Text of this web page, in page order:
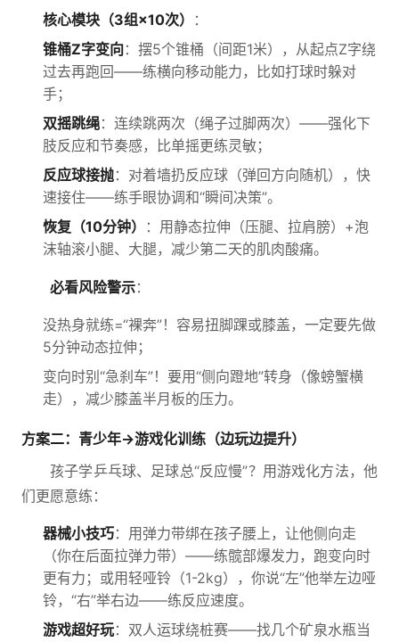
核心模块（3组×10次）
：
锥桶Z字变向：摆5个锥桶（间距1米），从起点Z字绕
过去再跑回——练横向移动能力，比如打球时躲对
手；
双摇跳绳：连续跳两次（绳子过脚两次）——强化下
肢反应和节奏感，比单摇更练灵敏；
反应球接抛：对着墙扔反应球（弹回方向随机），快
速接住——练手眼协调和“瞬间决策”。
恢复（10分钟）
：用静态拉伸（压腿、拉肩膀）+泡
沫轴滚小腿、大腿，减少第二天的肌肉酸痛。
必看风险警示：
没热身就练=“裸奔”！容易扭脚踝或膝盖，一定要先做
5分钟动态拉伸；
变向时别“急刹车”！要用“侧向蹬地”转身（像螃蟹横
走），减少膝盖半月板的压力。
方案二：青少年→游戏化训练（边玩边提升）
孩子学乒乓球、足球总“反应慢”？用游戏化方法，他
们更愿意练：
器械小技巧：用弹力带绑在孩子腰上，让他侧向走
（你在后面拉弹力带）——练髋部爆发力，跑变向时
更有力；或用轻哑铃（1-2kg），你说“左”他举左边哑
铃，“右”举右边——练反应速度。
游戏超好玩：双人运球绕桩赛——找几个矿泉水瓶当